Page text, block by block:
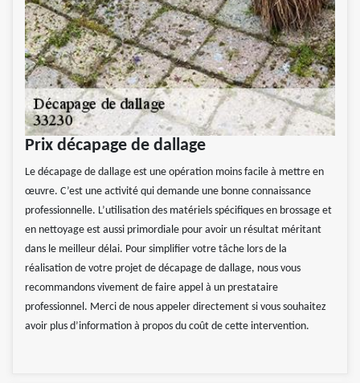
Prix décapage de dallage
Le décapage de dallage est une opération moins facile à mettre en
œuvre. C’est une activité qui demande une bonne connaissance
professionnelle. L’utilisation des matériels spécifiques en brossage et
en nettoyage est aussi primordiale pour avoir un résultat méritant
dans le meilleur délai. Pour simplifier votre tâche lors de la
réalisation de votre projet de décapage de dallage, nous vous
recommandons vivement de faire appel à un prestataire
professionnel. Merci de nous appeler directement si vous souhaitez
avoir plus d’information à propos du coût de cette intervention.